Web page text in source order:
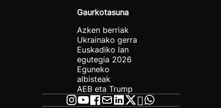
Gaurkotasuna
Azken berriak
Ukrainako gerra
Euskadiko lan
egutegia 2026
Eguneko
albisteak
AEB eta Trump